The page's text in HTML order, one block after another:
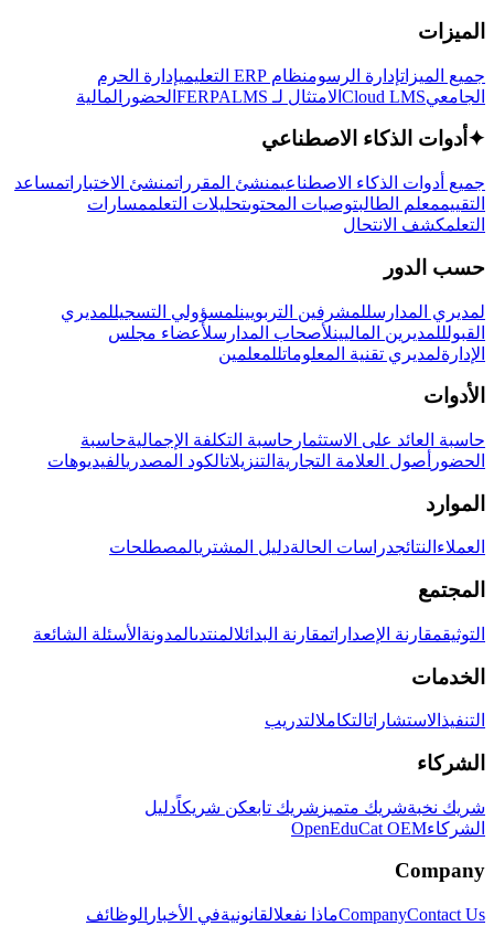
الميزات
جميع الميزاتإدارة الرسومنظام ERP التعليمي
إدارة الحرم
الجامعيCloud LMS الامتثال لـ FERPA LMS الحضور المالية
✦ أدوات الذكاء الاصطناعي
جميع أدوات الذكاء الاصطناعيمنشئ المقرراتمنشئ الاختباراتمساعد
التقييممعلم الطالبتوصيات المحتوىتحليلات التعلممسارات
التعلمكشف الانتحال
حسب الدور
لمديري المدارسللمشرفين التربويينلمسؤولي التسجيللمديري
القبولللمديرين الماليينلأصحاب المدارسلأعضاء مجلس
الإدارةلمديري تقنية المعلوماتللمعلمين
الأدوات
حاسبة العائد على الاستثمار حاسبة التكلفة الإجماليةحاسبة
الحضور أصول العلامة التجارية التنزيلاتالكود المصدريالفيديوهات
الموارد
العملاء النتائجدراسات الحالةدليل المشتريالمصطلحات
المجتمع
التوثيقمقارنة الإصداراتمقارنة البدائلالمنتدىالمدونة الأسئلة الشائعة
الخدمات
التنفيذ الاستشاراتالتكاملالتدريب
الشركاء
شريك نخبةشريك متميز شريك تابعكن شريكاًدليل
الشركاءOpenEduCat OEM
Company
CompanyContact Us ماذا نفعلالقانونيةفي الأخبار الوظائف